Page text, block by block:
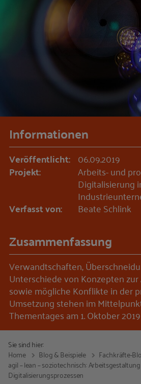
Informationen
Veröffentlicht: 06.09.2019
Projekt: Arbeits- und
Digitalisierung
Verfasst von: Beate Schlink
Zusammenfassung
Verwandtschaften,
Unterschiede von Konzepten
sowie mögliche Konflikte in der
Umsetzung stehen im
Thementages am 1. Oktober
Sie sind hier:
Home
Blog & Beispiele Fachkräfte-
agil – lean – soziotechnisch:
Digitalisierungsprozessen